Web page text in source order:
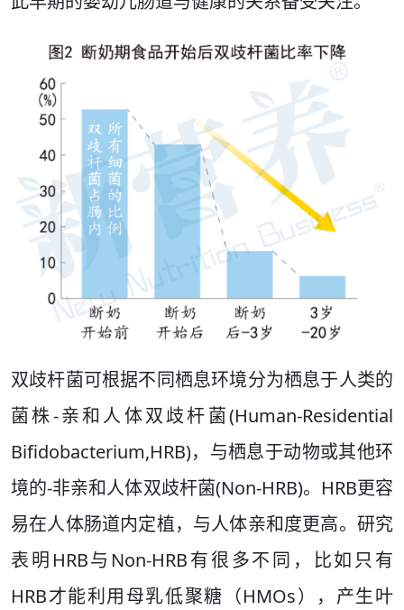
双歧杆菌可根据不同栖息环境分为栖息于人类的
菌株-亲和人体双歧杆菌(Human-Residential
Bifidobacterium,HRB)，与栖息于动物或其他环
境的-非亲和人体双歧杆菌(Non-HRB)。HRB更容
易在人体肠道内定植，与人体亲和度更高。研究
表明HRB与Non-HRB有很多不同，比如只有
HRB才能利用母乳低聚糖（HMOs），产生叶